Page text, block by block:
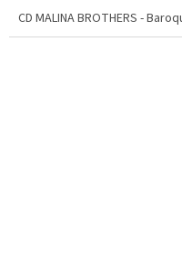
CD MALINA BROTHERS -